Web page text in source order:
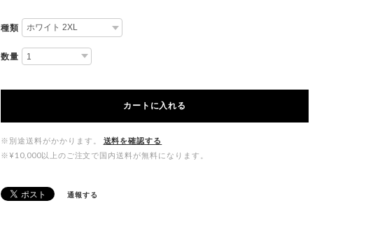
種類
数量
カートに入れる
※別途送料がかかります。
送料を確認する
※¥10,000以上のご注文で国内送料が無料になります。
通報する